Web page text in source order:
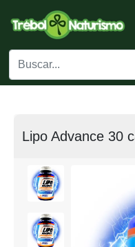
Lipo Advance 30